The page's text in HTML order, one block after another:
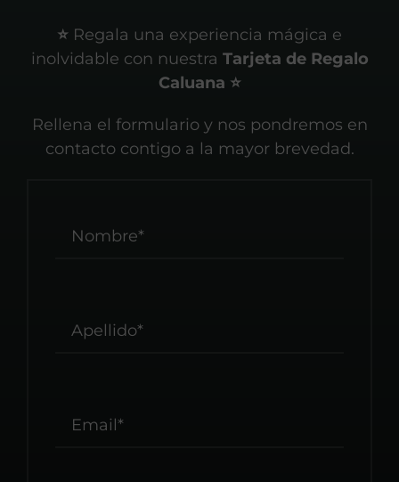
⭐️ Regala una experiencia mágica e
inolvidable con nuestra Tarjeta de Regalo
Caluana ⭐️
Rellena el formulario y nos pondremos en
contacto contigo a la mayor brevedad.